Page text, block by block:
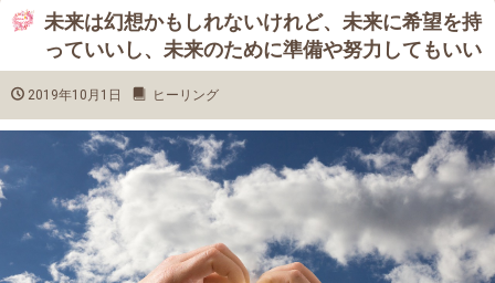
未来は幻想かもしれないけれど、未来に希望を持
っていいし、未来のために準備や努力してもいい
2019年10月1日 ヒーリング